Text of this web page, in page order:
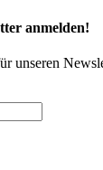
anmelden!
unseren